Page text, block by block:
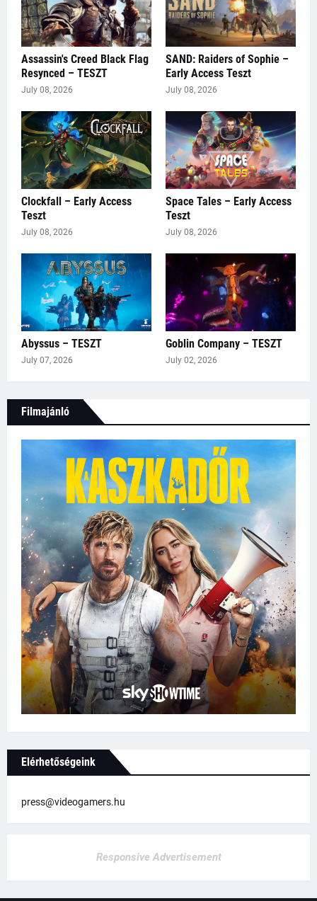
Assassin's Creed Black Flag
Resynced – TESZT
July 08, 2026
SAND: Raiders of Sophie –
Early Access Teszt
July 08, 2026
Clockfall – Early Access
Teszt
July 08, 2026
Space Tales – Early Access
Teszt
July 08, 2026
Abyssus – TESZT
July 07, 2026
Goblin Company – TESZT
July 02, 2026
Filmajánló
Elérhetőségeink
press@videogamers.hu
Responsive Advertisement